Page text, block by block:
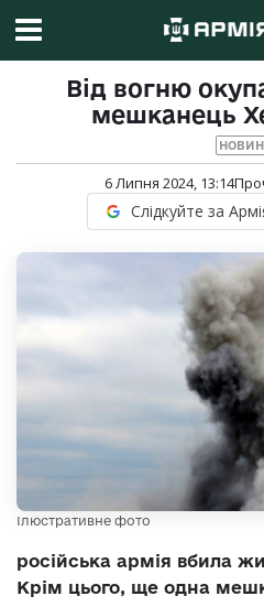
Від вогню
мешканець
6 Липня 2024, 13:14
Слідкуйте за
Ілюстративне фото
російська армія вбила
Крім цього, ще одна